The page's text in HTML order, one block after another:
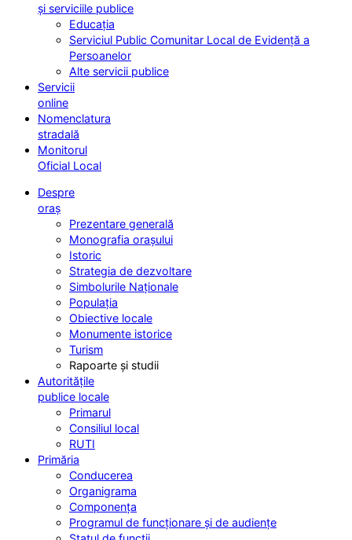
și serviciile publice
Educația
Serviciul Public Comunitar Local de Evidență a
Persoanelor
Alte servicii publice
Servicii
online
Nomenclatura
stradală
Monitorul
Oficial Local
Despre
oraș
Prezentare generală
Monografia orașului
Istoric
Strategia de dezvoltare
Simbolurile Naționale
Populația
Obiective locale
Monumente istorice
Turism
Rapoarte și studii
Autoritățile
publice locale
Primarul
Consiliul local
RUTI
Primăria
Conducerea
Organigrama
Componența
Programul de funcționare și de audiențe